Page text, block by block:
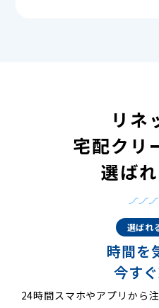
リネ
宅配クリ
選ば
選ばれ
時間を
今す
24時間スマホやアプリから